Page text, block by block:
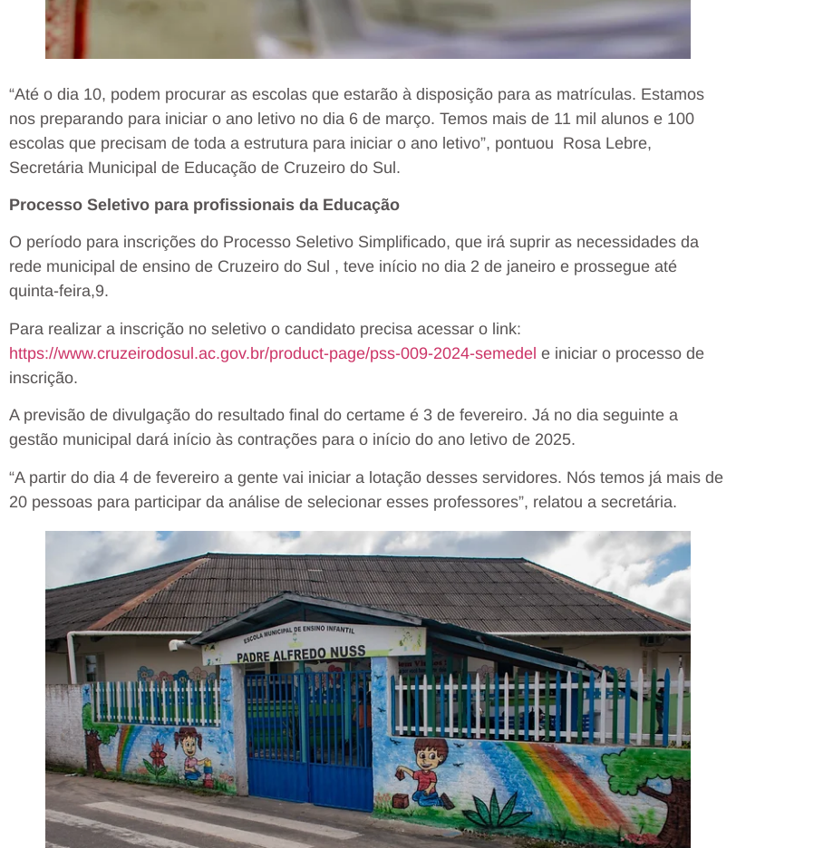
“Até o dia 10, podem procurar as escolas que estarão à disposição para as matrículas. Estamos
nos preparando para iniciar o ano letivo no dia 6 de março. Temos mais de 11 mil alunos e 100
escolas que precisam de toda a estrutura para iniciar o ano letivo”, pontuou Rosa Lebre,
Secretária Municipal de Educação de Cruzeiro do Sul.
Processo Seletivo para profissionais da Educação
O período para inscrições do Processo Seletivo Simplificado, que irá suprir as necessidades da
rede municipal de ensino de Cruzeiro do Sul , teve início no dia 2 de janeiro e prossegue até
quinta-feira,9.
Para realizar a inscrição no seletivo o candidato precisa acessar o link:
https://www.cruzeirodosul.ac.gov.br/product-page/pss-009-2024-semedel e iniciar o processo de
inscrição.
A previsão de divulgação do resultado final do certame é 3 de fevereiro. Já no dia seguinte a
gestão municipal dará início às contrações para o início do ano letivo de 2025.
“A partir do dia 4 de fevereiro a gente vai iniciar a lotação desses servidores. Nós temos já mais de
20 pessoas para participar da análise de selecionar esses professores”, relatou a secretária.